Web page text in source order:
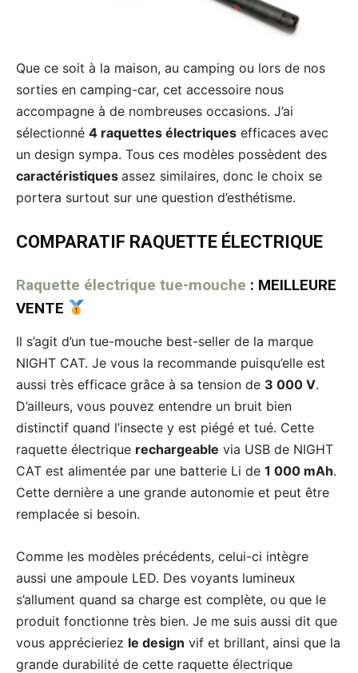
Que ce soit à la maison, au camping ou lors de nos
sorties en camping-car, cet accessoire nous
accompagne à de nombreuses occasions. J’ai
sélectionné 4 raquettes électriques efficaces avec
un design sympa. Tous ces modèles possèdent des
caractéristiques assez similaires, donc le choix se
portera surtout sur une question d’esthétisme.
COMPARATIF RAQUETTE ÉLECTRIQUE
Raquette électrique tue-mouche : MEILLEURE
VENTE
Il s’agit d’un tue-mouche best-seller de la marque
NIGHT CAT. Je vous la recommande puisqu’elle est
aussi très efficace grâce à sa tension de 3 000 V.
D’ailleurs, vous pouvez entendre un bruit bien
distinctif quand l’insecte y est piégé et tué. Cette
raquette électrique rechargeable via USB de NIGHT
CAT est alimentée par une batterie Li de 1 000 mAh.
Cette dernière a une grande autonomie et peut être
remplacée si besoin.
Comme les modèles précédents, celui-ci intègre
aussi une ampoule LED. Des voyants lumineux
s’allument quand sa charge est complète, ou que le
produit fonctionne très bien. Je me suis aussi dit que
vous apprécieriez le design vif et brillant, ainsi que la
grande durabilité de cette raquette électrique